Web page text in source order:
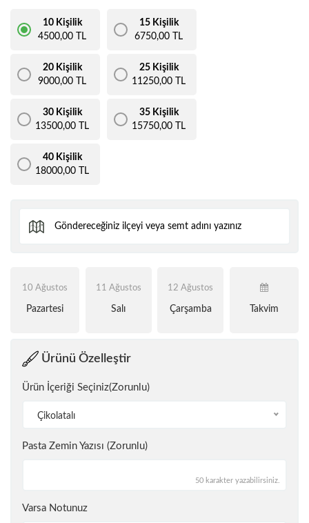
10 Kişilik
4500,00 TL
15 Kişilik
6750,00 TL
20 Kişilik
9000,00 TL
25 Kişilik
11250,00 TL
30 Kişilik
13500,00 TL
35 Kişilik
15750,00 TL
40 Kişilik
18000,00 TL
10 Ağustos
Pazartesi
11 Ağustos
Salı
12 Ağustos
Çarşamba Takvim
Ürünü Özelleştir
Ürün İçeriği Seçiniz(Zorunlu)
Çikolatalı
Pasta Zemin Yazısı (Zorunlu)
50 karakter yazabilirsiniz.
Varsa Notunuz